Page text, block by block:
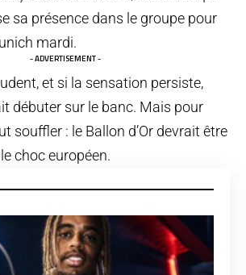
sa présence dans le groupe pour
mardi.
- ADVERTISEMENT -
et si la sensation persiste,
débuter sur le banc. Mais pour
souffler : le Ballon d’Or devrait être
choc européen.